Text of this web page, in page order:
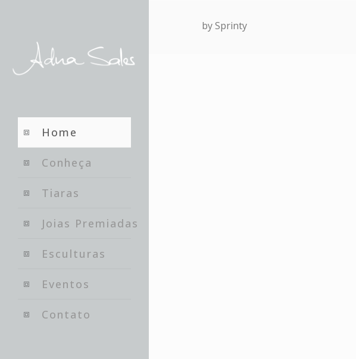
Home
Conheça
Tiaras
Joias Premiadas
Esculturas
Eventos
Contato
by Sprinty